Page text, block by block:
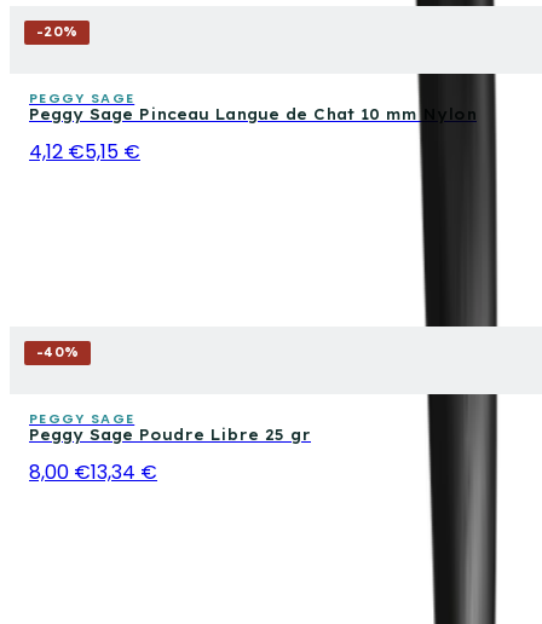
-20%
PEGGY SAGE
Peggy Sage Pinceau Langue de Chat 10 mm Nylon
4,12 €5,15 €
-40%
PEGGY SAGE
Peggy Sage Poudre Libre 25 gr
8,00 €13,34 €